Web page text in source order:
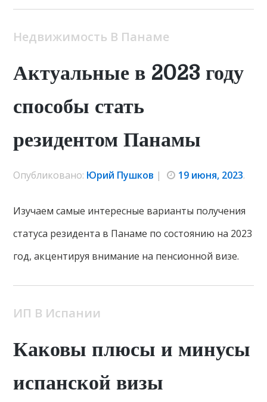
Недвижимость В Панаме
Актуальные в 2023 году
способы стать
резидентом Панамы
Опубликовано: Юрий Пушков | 19 июня, 2023.
Изучаем самые интересные варианты получения
статуса резидента в Панаме по состоянию на 2023
год, акцентируя внимание на пенсионной визе.
ИП В Испании
Каковы плюсы и минусы
испанской визы